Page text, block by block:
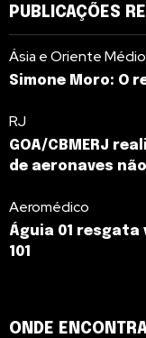
PUBLICAÇÕES
Ásia e Oriente Médio
Simone Moro: O
RJ
GOA/CBMERJ
de aeronaves
Aeromédico
Águia 01
101
ONDE